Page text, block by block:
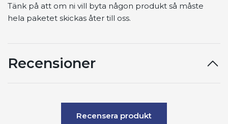
Tänk på att om ni vill byta någon produkt så måste
hela paketet skickas åter till oss.
Recensioner
Recensera produkt